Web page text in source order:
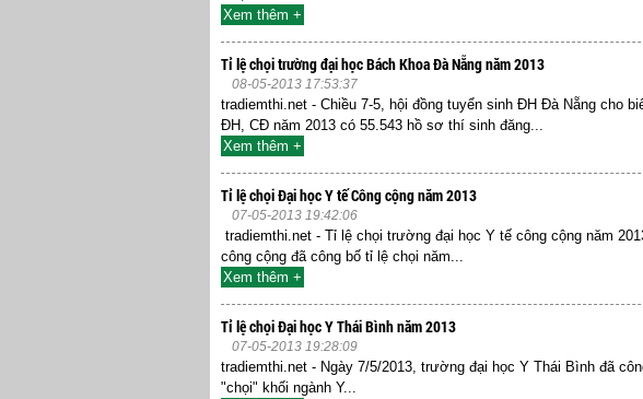
Xem thêm +
Tỉ lệ chọi trường đại học Bách Khoa Đà Nẵng năm 2013
08-05-2013 17:53:37
tradiemthi.net - Chiều 7-5, hội đồng tuyển sinh ĐH Đà Nẵng cho
ĐH, CĐ năm 2013 có 55.543 hồ sơ thí sinh đăng...
Xem thêm +
Tỉ lệ chọi Đại học Y tế Công cộng năm 2013
07-05-2013 19:42:06
tradiemthi.net - Tỉ lệ chọi trường đại học Y tế công cộng năm
công cộng đã công bố tỉ lệ chọi năm...
Xem thêm +
Tỉ lệ chọi Đại học Y Thái Bình năm 2013
07-05-2013 19:28:09
tradiemthi.net - Ngày 7/5/2013, trường đại học Y Thái Bình đã
"chọi" khối ngành Y...